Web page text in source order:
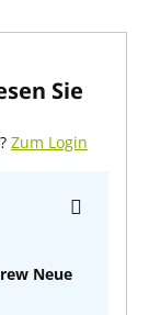
Sie
Zum Login
Neue